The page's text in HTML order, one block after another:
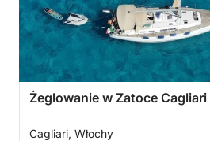
Żeglowanie w Zatoce Cagliari
Cagliari, Włochy